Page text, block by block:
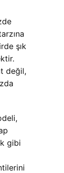
şık
değil,
gibi